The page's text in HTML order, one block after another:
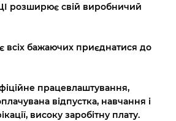
розширює свій виробничий
бажаючих приєднатися до
працевлаштування,
відпустка, навчання і
високу заробітну плату.